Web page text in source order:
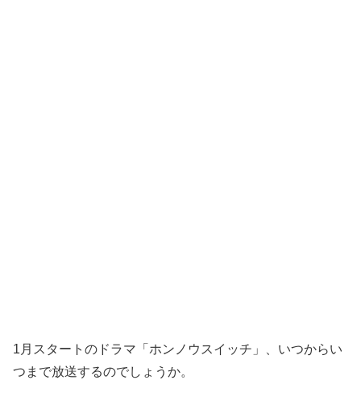
1月スタートのドラマ「ホンノウスイッチ」、いつからい
つまで放送するのでしょうか。